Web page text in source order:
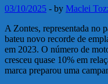
03/10/2025 - by Maclei
A Zontes, representada no
bateu novo recorde de
em 2023. O número de
cresceu quase 10% em
marca preparou uma